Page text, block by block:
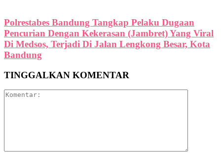
Polrestabes Bandung Tangkap Pelaku Dugaan
Pencurian Dengan Kekerasan (Jambret) Yang Viral
Di Medsos, Terjadi Di Jalan Lengkong Besar, Kota
Bandung
TINGGALKAN KOMENTAR